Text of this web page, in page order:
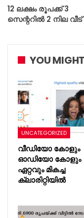
12 ലക്ഷം രൂപക്ക് 3
സെന്ററിൽ 2 നില വീട്
YOU
UNCATEGORIZED
വീഡിയോ കോളും
ഓഡിയോ കോളും
ഏറ്റവും മികച്ച
ക്ലാരിറ്റിയിൽ